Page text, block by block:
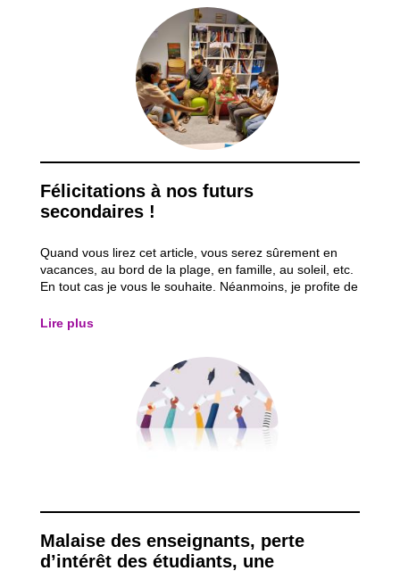
Félicitations à nos futurs
secondaires !
Quand vous lirez cet article, vous serez sûrement en
vacances, au bord de la plage, en famille, au soleil, etc.
En tout cas je vous le souhaite. Néanmoins, je profite de
nous avons vécue, et plus spécialement à travers les
Lire plus
Malaise des enseignants, perte
d’intérêt des étudiants, une